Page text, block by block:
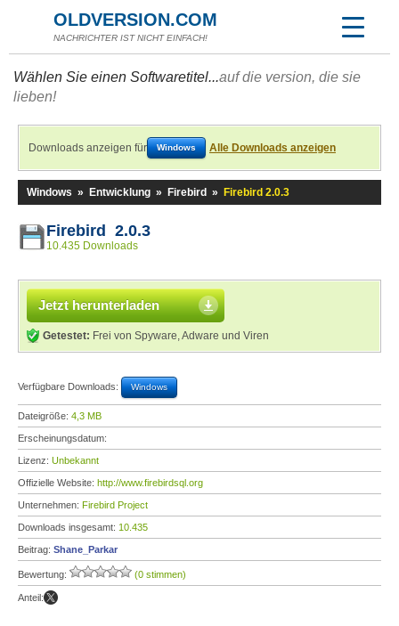
OLDVERSION.COM
NACHRICHTER IST NICHT EINFACH!
Wählen Sie einen Softwaretitel...auf die version, die sie
lieben!
Downloads anzeigen für Windows Alle Downloads anzeigen
Windows » Entwicklung » Firebird » Firebird 2.0.3
Firebird 2.0.3
10.435 Downloads
Jetzt herunterladen
Getestet: Frei von Spyware, Adware und Viren
Verfügbare Downloads: Windows
Dateigröße: 4,3 MB
Erscheinungsdatum:
Lizenz: Unbekannt
Offizielle Website: http://www.firebirdsql.org
Unternehmen: Firebird Project
Downloads insgesamt: 10.435
Beitrag: Shane_Parkar
Bewertung: (0 stimmen)
Anteil: